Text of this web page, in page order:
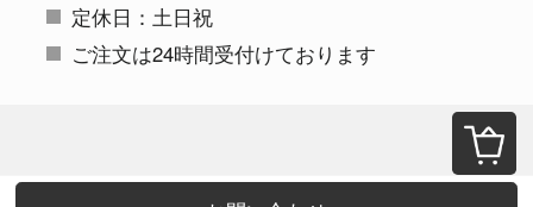
定休日：土日祝
ご注文は24時間受付けております